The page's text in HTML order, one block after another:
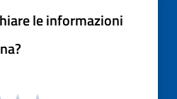
le informazioni